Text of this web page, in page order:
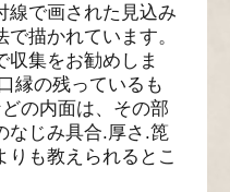
線で画された見込み
描かれています。
収集をお勧めしま
縁の残っているも
の内面は、その部
なじみ具合.厚さ.箆
も教えられるとこ